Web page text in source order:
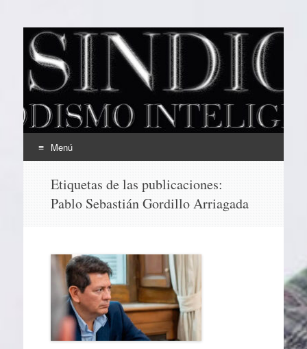
EL SINDICAL
Periodismo Inteligente
Menú
contenido
Etiquetas de las publicaciones:
Pablo Sebastián Gordillo Arriagada